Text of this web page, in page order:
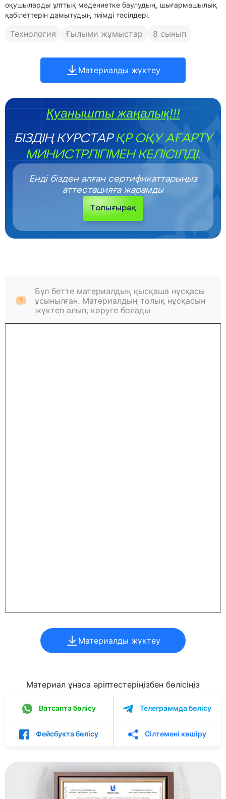
оқушыларды ұлттық мәдениетке баулудың, шығармашылық
қабілеттерін дамытудың тиімді тәсілдері.
Технология Ғылыми жұмыстар 8 сынып
Материалды жүктеу
Қуанышты жаңалық!!!
БІЗДІҢ КУРСТАРҚР ОҚУ АҒАРТУ
МИНИСТРЛІГІМЕН КЕЛІСІЛДІ.
Енді бізден алған сертификаттарыңыз
аттестацияға жарамды
Толығырақ
Бұл бетте материалдың қысқаша нұсқасы
ұсынылған. Материалдың толық нұсқасын
жүктеп алып, көруге болады
Материалды жүктеу
Материал ұнаса әріптестеріңізбен бөлісіңіз
Ватсапта бөлісу Телеграммда бөлісу
Фейсбукта бөлісу Сілтемені көшіру